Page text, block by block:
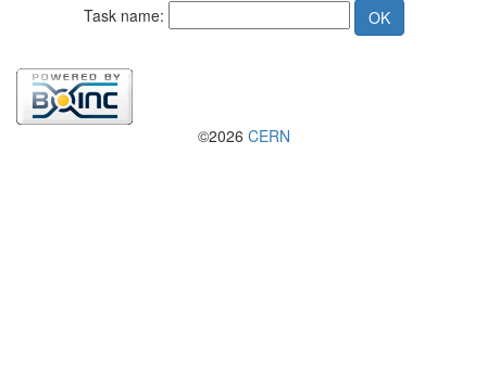
Task name:
©2026 CERN